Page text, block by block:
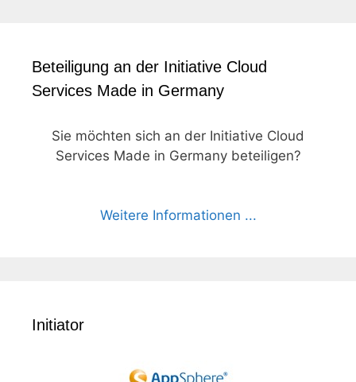
Beteiligung an der Initiative Cloud
Services Made in Germany
Sie möchten sich an der Initiative Cloud
Services Made in Germany beteiligen?
Weitere Informationen ...
Initiator